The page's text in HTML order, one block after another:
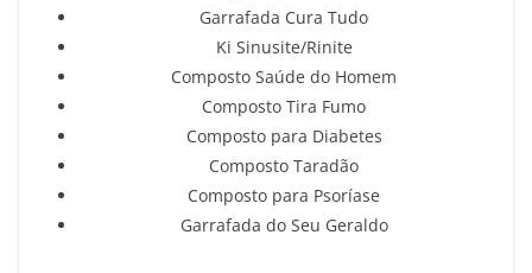
Garrafada Cura Tudo
Ki Sinusite/Rinite
Composto Saúde do Homem
Composto Tira Fumo
Composto para Diabetes
Composto Taradão
Composto para Psoríase
Garrafada do Seu Geraldo